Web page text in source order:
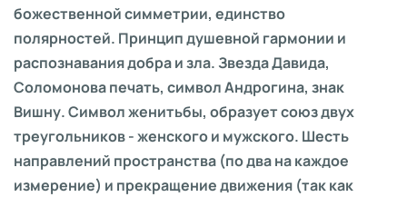
божественной симметрии, единство
полярностей. Принцип душевной гармонии и
распознавания добра и зла. Звезда Давида,
Соломонова печать, символ Андрогина, знак
Вишну. Символ женитьбы, образует союз двух
треугольников - женского и мужского. Шесть
направлений пространства (по два на каждое
измерение) и прекращение движения (так как